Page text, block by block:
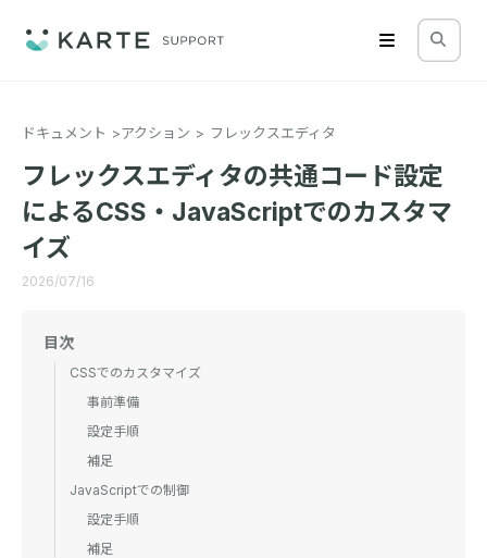
ドキュメント アクション フレックスエディタ
フレックスエディタの共通コード設定
によるCSS・JavaScriptでのカスタマ
イズ
2026/07/16
目次
CSSでのカスタマイズ
事前準備
設定手順
補足
JavaScriptでの制御
設定手順
補足